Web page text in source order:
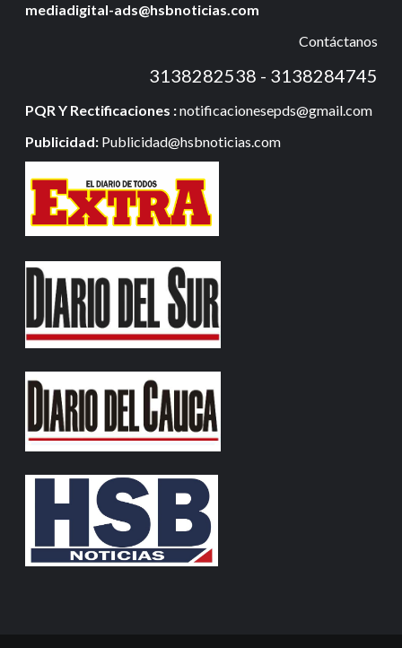
mediadigital-ads@hsbnoticias.com
Contáctanos
3138282538 - 3138284745
PQR Y Rectificaciones :notificacionesepds@gmail.com
Publicidad: Publicidad@hsbnoticias.com